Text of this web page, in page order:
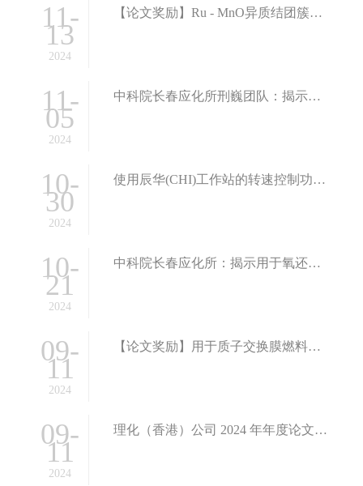
11-
13
2024
【论文奖励】Ru - MnO异质结团簇用于高效耐Co的碱性氢氧化反应
11-
05
2024
中科院长春应化所刑巍团队：揭示用于氧还原反应Fe-N-C 催化剂随电位变化降解机制
10-
30
2024
使用辰华(CHI)工作站的转速控制功能控制DSR旋转圆盘电极
10-
21
2024
中科院长春应化所：揭示用于氧还原反应的 Fe-N-C 催化剂随电位变化的降解机制
09-
11
2024
【论文奖励】用于质子交换膜燃料电池的超低铂载量半有序催化剂层
09-
11
2024
理化（⾹港）公司 2024 年年度论⽂奖励计划